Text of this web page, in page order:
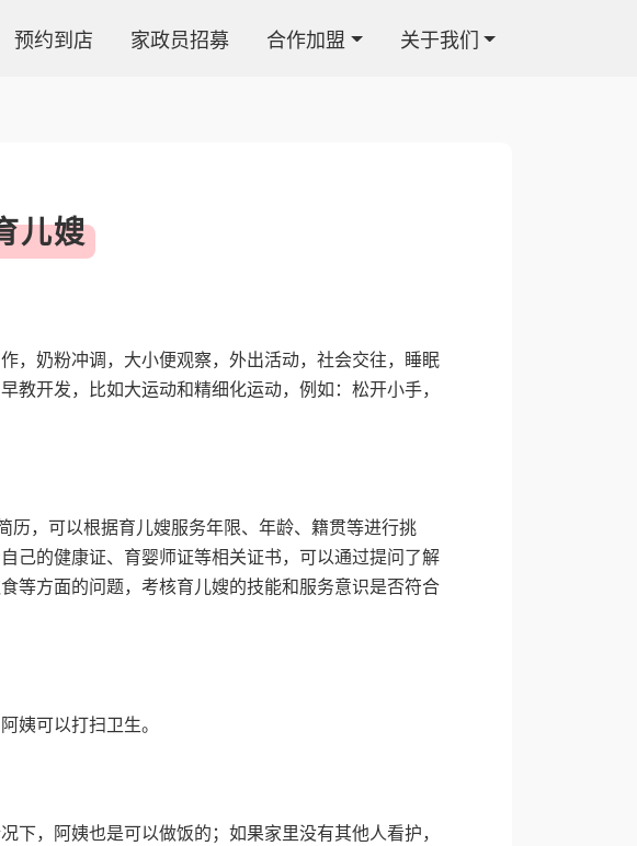
预约到店 家政员招募 合作加盟 关于我们
儿嫂
，奶粉冲调，大小便观察，外出活动，社会交往，睡眠
开发，比如大运动和精细化运动，例如：松开小手，
，可以根据育儿嫂服务年限、年龄、籍贯等进行挑
己的健康证、育婴师证等相关证书，可以通过提问了解
等方面的问题，考核育儿嫂的技能和服务意识是否符合
姨可以打扫卫生。
，阿姨也是可以做饭的；如果家里没有其他人看护，